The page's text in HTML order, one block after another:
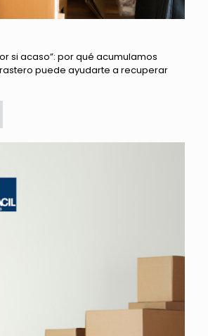
si acaso”: por qué acumulamos
puede ayudarte a recuperar